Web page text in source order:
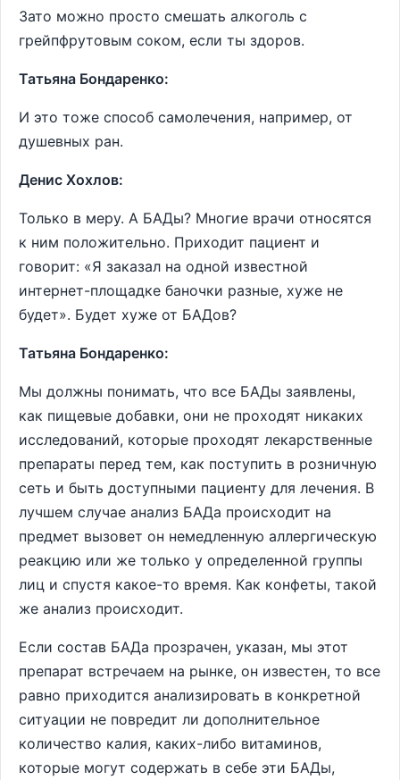
Зато можно просто смешать алкоголь с
грейпфрутовым соком, если ты здоров.
Татьяна Бондаренко:
И это тоже способ самолечения, например, от
душевных ран.
Денис Хохлов:
Только в меру. А БАДы? Многие врачи относятся
к ним положительно. Приходит пациент и
говорит: «Я заказал на одной известной
интернет-площадке баночки разные, хуже не
будет». Будет хуже от БАДов?
Татьяна Бондаренко:
Мы должны понимать, что все БАДы заявлены,
как пищевые добавки, они не проходят никаких
исследований, которые проходят лекарственные
препараты перед тем, как поступить в розничную
сеть и быть доступными пациенту для лечения. В
лучшем случае анализ БАДа происходит на
предмет вызовет он немедленную аллергическую
реакцию или же только у определенной группы
лиц и спустя какое-то время. Как конфеты, такой
же анализ происходит.
Если состав БАДа прозрачен, указан, мы этот
препарат встречаем на рынке, он известен, то все
равно приходится анализировать в конкретной
ситуации не повредит ли дополнительное
количество калия, каких-либо витаминов,
которые могут содержать в себе эти БАДы,